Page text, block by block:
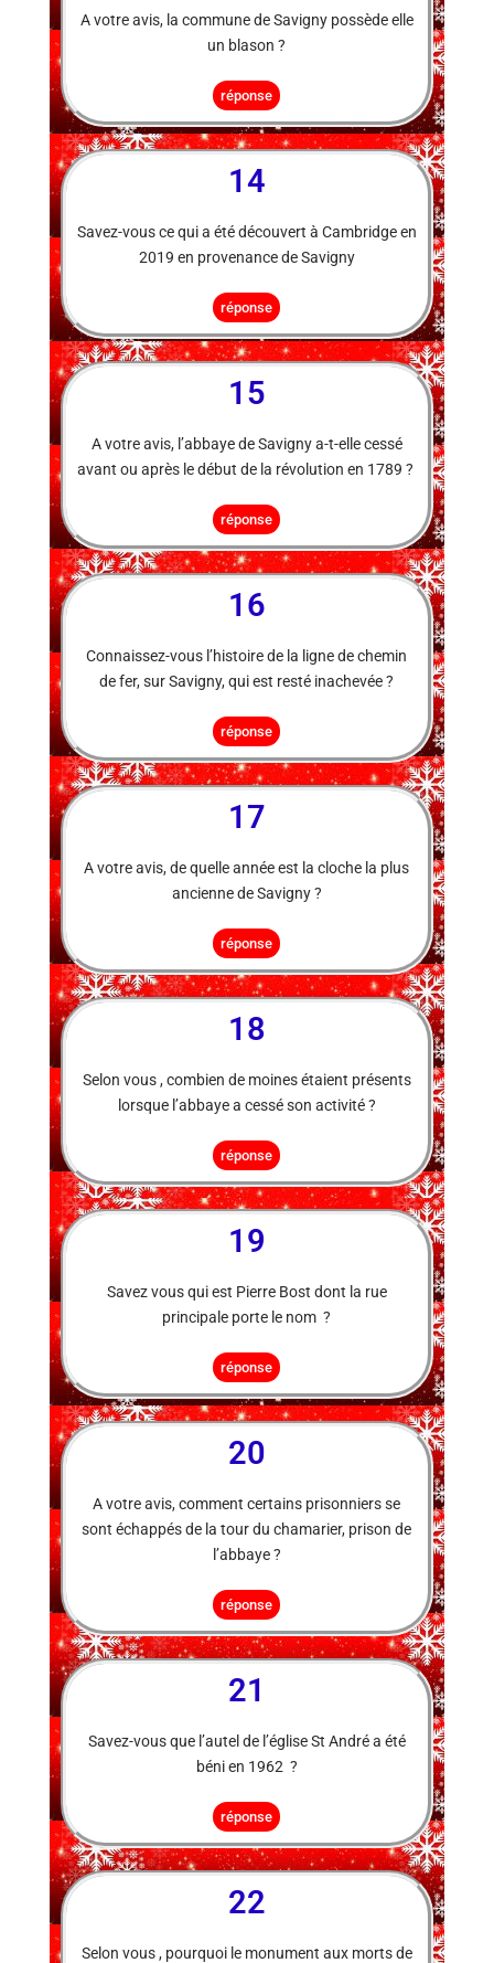
A votre avis, la commune de Savigny possède elle
un blason ?
réponse
14
Savez-vous ce qui a été découvert à Cambridge en
2019 en provenance de Savigny
réponse
15
A votre avis, l’abbaye de Savigny a-t-elle cessé
avant ou après le début de la révolution en 1789 ?
réponse
16
Connaissez-vous l’histoire de la ligne de chemin
de fer, sur Savigny, qui est resté inachevée ?
réponse
17
A votre avis, de quelle année est la cloche la plus
ancienne de Savigny ?
réponse
18
Selon vous , combien de moines étaient présents
lorsque l’abbaye a cessé son activité ?
réponse
19
Savez vous qui est Pierre Bost dont la rue
principale porte le nom ?
réponse
20
A votre avis, comment certains prisonniers se
sont échappés de la tour du chamarier, prison de
l’abbaye ?
réponse
21
Savez-vous que l’autel de l’église St André a été
béni en 1962 ?
réponse
22
Selon vous , pourquoi le monument aux morts de